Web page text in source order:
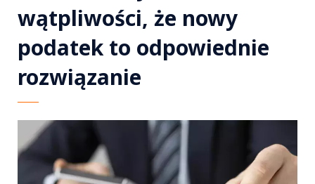
wątpliwości, że nowy
podatek to odpowiednie
rozwiązanie